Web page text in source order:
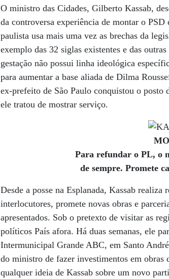
O ministro das Cidades, Gilberto Kassab,
da controversa experiência de montar o
paulista usa mais uma vez as brechas da
exemplo das 32 siglas existentes e das
gestação não possui linha ideológica
para aumentar a base aliada de Dilma
ex-prefeito de São Paulo conquistou o
ele tratou de mostrar serviço.
Para refundar o PL, o
de sempre. Promete
Desde a posse na Esplanada, Kassab
interlocutores, promete novas obras e
apresentados. Sob o pretexto de visitar as
políticos País afora. Há duas semanas, ele
Intermunicipal Grande ABC, em Santo
do ministro de fazer investimentos em obras
qualquer ideia de Kassab sobre um novo